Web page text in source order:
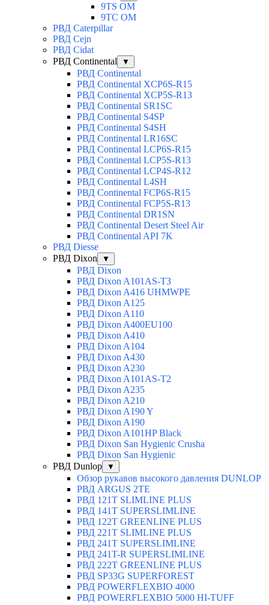
9TS OM
9TC OM
РВД Caterpillar
РВД Cejn
РВД Cidat
РВД Continental
▼
РВД Continental
РВД Continental XCP6S-R15
РВД Continental XCP5S-R13
РВД Continental SR1SC
РВД Continental S4SP
РВД Continental S4SH
РВД Continental LR16SC
РВД Continental LCP6S-R15
РВД Continental LCP5S-R13
РВД Continental LCP4S-R12
РВД Continental L4SH
РВД Continental FCP6S-R15
РВД Continental FCP5S-R13
РВД Continental DR1SN
РВД Continental Desert Steel Air
РВД Continental API 7K
РВД Diesse
РВД Dixon
▼
РВД Dixon
РВД Dixon A101AS-T3
РВД Dixon A416 UHMWPE
РВД Dixon A125
РВД Dixon A110
РВД Dixon A400EU100
РВД Dixon A410
РВД Dixon A104
РВД Dixon A430
РВД Dixon A230
РВД Dixon A101AS-T2
РВД Dixon A235
РВД Dixon A210
РВД Dixon A190 Y
РВД Dixon A190
РВД Dixon A101HP Black
РВД Dixon San Hygienic Crusha
РВД Dixon San Hygienic
РВД Dunlop
▼
Обзор рукавов высокого давления DUNLOP
РВД ARGUS 2TE
РВД 121T SLIMLINE PLUS
РВД 141T SUPERSLIMLINE
РВД 122T GREENLINE PLUS
РВД 221T SLIMLINE PLUS
РВД 241T SUPERSLIMLINE
РВД 241T-R SUPERSLIMLINE
РВД 222T GREENLINE PLUS
РВД SP33G SUPERFOREST
РВД POWERFLEXBIO 4000
РВД POWERFLEXBIO 5000 HI-TUFF